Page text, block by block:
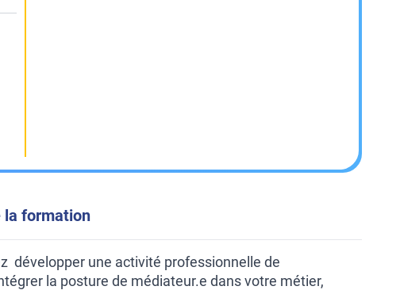
la formation
développer une activité professionnelle de
la posture de médiateur.e dans votre métier,